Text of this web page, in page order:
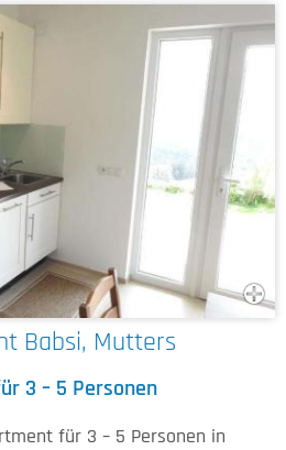
Babsi, Mutters
3 – 5 Personen
für 3 – 5 Personen in